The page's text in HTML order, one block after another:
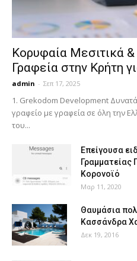
Κορυφαία Μεσιτικά
Γραφεία στην Κρήτη
admin - Σεπ 17, 2025
1. Grekodom Development
γραφείο με γραφεία σε όλη την
του...
Επείγουσα
Γραμματείας
Κορονοϊό
Μαρ 11, 2020
Θαυμάσια
Κασσάνδρα
Δεκ 19, 2016